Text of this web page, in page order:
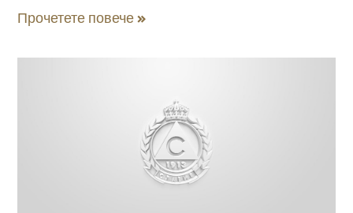
Прочетете повече »